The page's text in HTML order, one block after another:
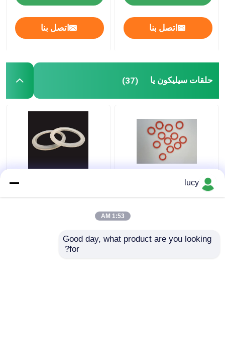
اتصل بنا اتصل بنا
حلقات سيليكون يا (37)
يا حلقات الختم للأجهزة
الأبيض سيليكون المطاط
lucy
1:53 AM
Good day, what product are you looking
for?